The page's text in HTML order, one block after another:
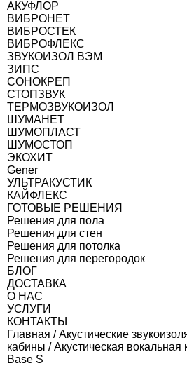
АКУФЛОР
ВИБРОНЕТ
ВИБРОСТЕК
ВИБРОФЛЕКС
ЗВУКОИЗОЛ ВЭМ
ЗИПС
СОНОКРЕП
СТОПЗВУК
ТЕРМОЗВУКОИЗОЛ
ШУМАНЕТ
ШУМОПЛАСТ
ШУМОСТОП
ЭКОХИТ
Gener
УЛЬТРАКУСТИК
КАЙФЛЕКС
ГОТОВЫЕ РЕШЕНИЯ
Решения для пола
Решения для стен
Решения для потолка
Решения для перегородок
БЛОГ
ДОСТАВКА
О НАС
УСЛУГИ
КОНТАКТЫ
Главная /Акустические
кабины / Акустическая
Base S